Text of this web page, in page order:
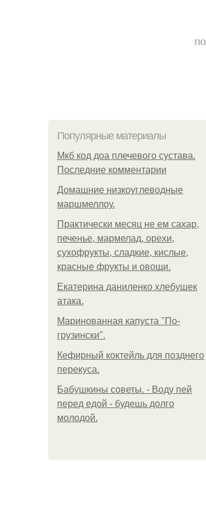
Популярные материалы
Мкб код доа плечевого сустава.
Последние комментарии
Домашние низкоуглеводные
маршмеллоу.
Практически месяц не ем сахар,
печенье, мармелад, орехи,
сухофрукты, сладкие, кислые,
красные фрукты и овощи.
Екатерина даниленко хлебушек
атака.
Маринованная капуста "По-
грузински".
Кефирный коктейль для позднего
перекуса.
Бабушкины советы. - Воду пей
перед едой - будешь долго
молодой.